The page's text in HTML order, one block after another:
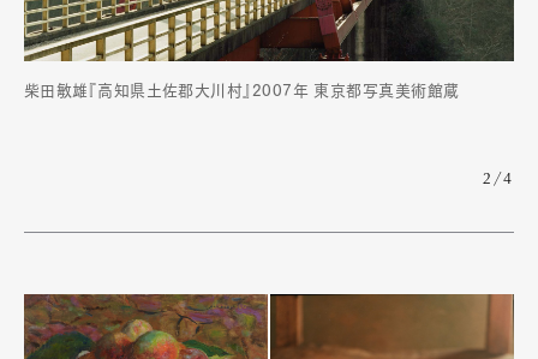
柴田敏雄『高知県土佐郡大川村』2007年 東京都写真美術館蔵
2/4